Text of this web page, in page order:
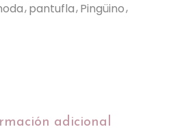
pantufla Pingüino
adicional